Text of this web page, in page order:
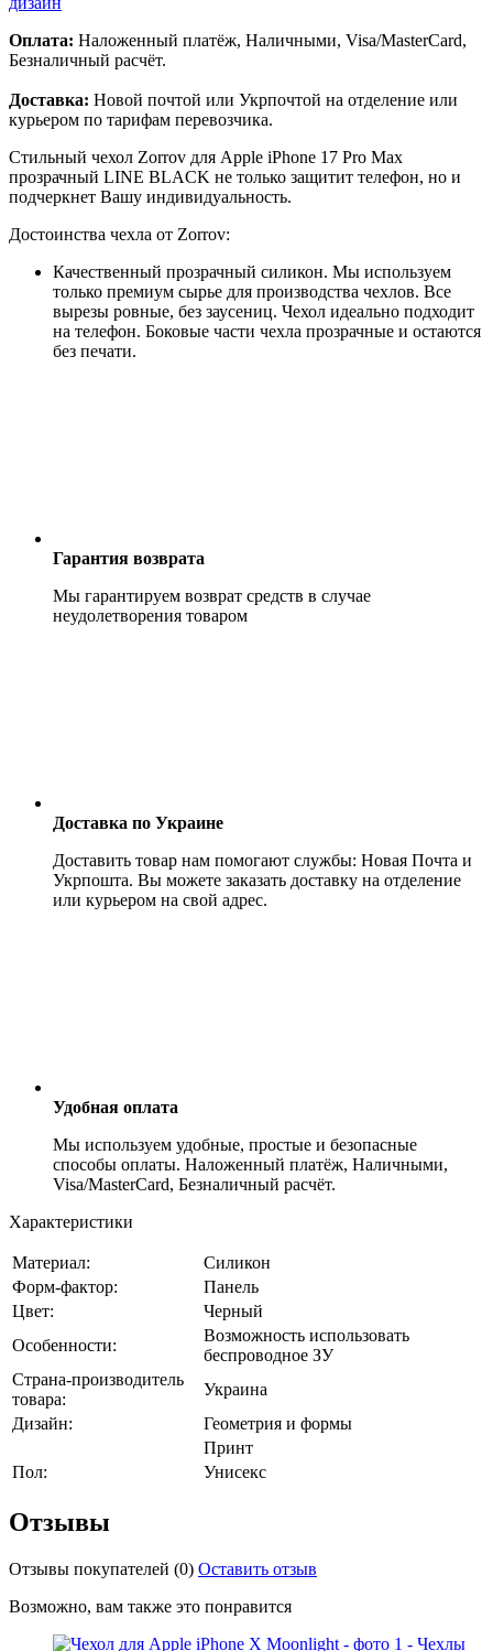
Оплата: Наложенный платёж, Наличными, Visa/MasterCard,
Безналичный расчёт.
Доставка: Новой почтой или Укрпочтой на отделение или
курьером по тарифам перевозчика.
Стильный чехол Zorrov для Apple iPhone 17 Pro Max
прозрачный LINE BLACK не только защитит телефон, но и
подчеркнет Вашу индивидуальность.
Достоинства чехла от Zorrov:
Качественный прозрачный силикон. Мы используем
только премиум сырье для производства чехлов. Все
вырезы ровные, без заусениц. Чехол идеально подходит
на телефон. Боковые части чехла прозрачные и остаются
без печати.
Гарантия возврата
Мы гарантируем возврат средств в случае
неудолетворения товаром
Доставка по Украине
Доставить товар нам помогают службы: Новая Почта и
Укрпошта. Вы можете заказать доставку на отделение
или курьером на свой адрес.
Удобная оплата
Мы используем удобные, простые и безопасные
способы оплаты. Наложенный платёж, Наличными,
Visa/MasterCard, Безналичный расчёт.
Характеристики
Материал:
Силикон
Форм-фактор:
Панель
Цвет:
Черный
Особенности:
Возможность использовать
беспроводное ЗУ
Страна-производитель
товара:
Украина
Дизайн:
Геометрия и формы
Принт
Пол:
Унисекс
Отзывы
Отзывы покупателей (0) Оставить отзыв
Возможно, вам также это понравится